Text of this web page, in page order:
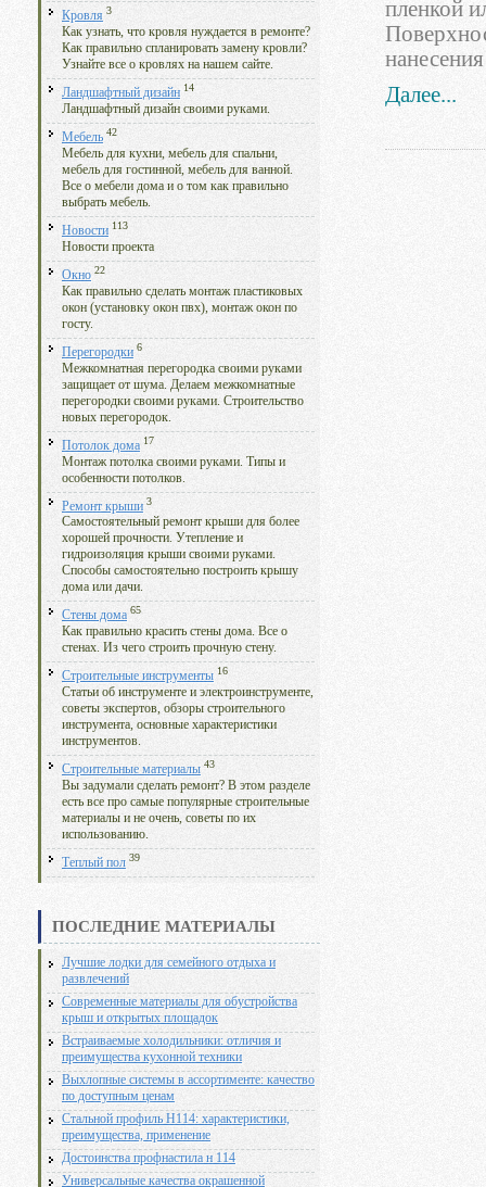
Кровля 3
Как узнать, что кровля нуждается в ремонте?
Как правильно спланировать замену кровли?
Узнайте все о кровлях на нашем сайте.
Ландшафтный дизайн 14
Ландшафтный дизайн своими руками.
Мебель 42
Мебель для кухни, мебель для спальни,
мебель для гостинной, мебель для ванной.
Все о мебели дома и о том как правильно
выбрать мебель.
Новости 113
Новости проекта
Окно 22
Как правильно сделать монтаж пластиковых
окон (установку окон пвх), монтаж окон по
госту.
Перегородки 6
Межкомнатная перегородка своими руками
защищает от шума. Делаем межкомнатные
перегородки своими руками. Строительство
новых перегородок.
Потолок дома 17
Монтаж потолка своими руками. Типы и
особенности потолков.
Ремонт крыши 3
Самостоятельный ремонт крыши для более
хорошей прочности. Утепление и
гидроизоляция крыши своими руками.
Способы самостоятельно построить крышу
дома или дачи.
Стены дома 65
Как правильно красить стены дома. Все о
стенах. Из чего строить прочную стену.
Строительные инструменты 16
Статьи об инструменте и электроинструменте,
советы экспертов, обзоры строительного
инструмента, основные характеристики
инструментов.
Строительные материалы 43
Вы задумали сделать ремонт? В этом разделе
есть все про самые популярные строительные
материалы и не очень, советы по их
использованию.
Теплый пол 39
ПОСЛЕДНИЕ МАТЕРИАЛЫ
Лучшие лодки для семейного отдыха и
развлечений
Современные материалы для обустройства
крыш и открытых площадок
Встраиваемые холодильники: отличия и
преимущества кухонной техники
Выхлопные системы в ассортименте: качество
по доступным ценам
Стальной профиль Н114: характеристики,
преимущества, применение
Достоинства профнастила н 114
Универсальные качества окрашенной
пленкой
Далее...